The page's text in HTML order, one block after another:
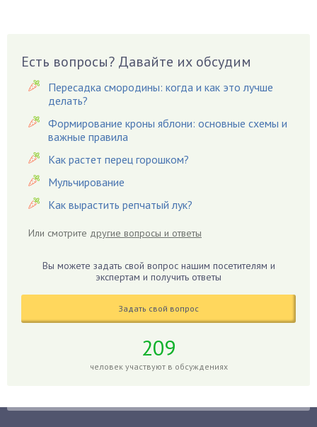
Вешенки
Виноград
Вредители
Гардения
Гацания
Гвоздики
Георгины
Гиацинт
Гладиолусы
Гранат
Есть вопросы? Давайте их обсудим
Пересадка смородины: когда и как это лучше
делать?
Формирование кроны яблони: основные схемы и
важные правила
Как растет перец горошком?
Мульчирование
Как вырастить репчатый лук?
Или смотрите другие вопросы и ответы
Вы можете задать свой вопрос нашим посетителям и
экспертам и получить ответы
Задать свой вопрос
209
человек участвуют в обсуждениях